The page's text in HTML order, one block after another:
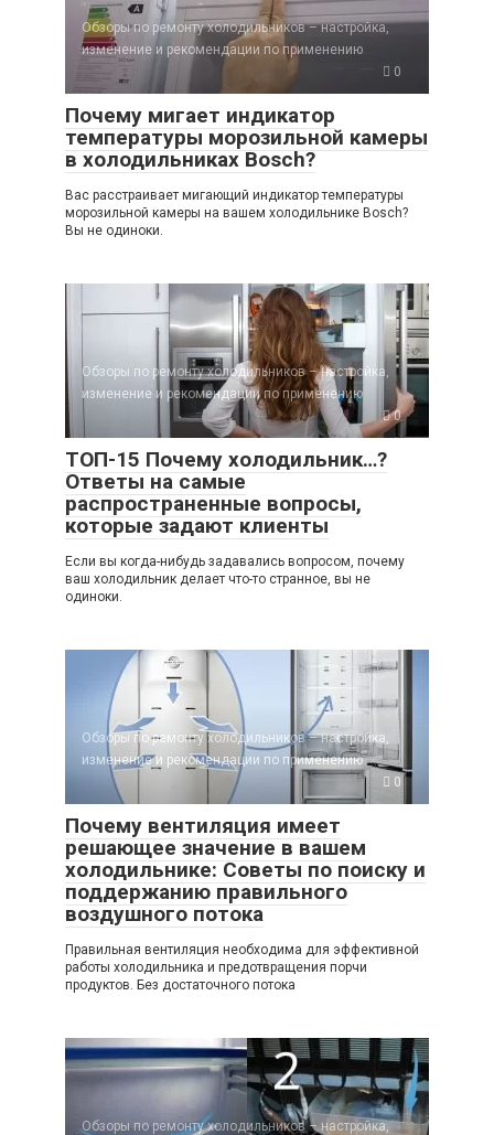
Обзоры по ремонту холодильников – настройка,
изменение и рекомендации по применению
0
Почему мигает индикатор
температуры морозильной камеры
в холодильниках Bosch?
Вас расстраивает мигающий индикатор температуры
морозильной камеры на вашем холодильнике Bosch?
Вы не одиноки.
Обзоры по ремонту холодильников – настройка,
изменение и рекомендации по применению
0
ТОП-15 Почему холодильник…?
Ответы на самые
распространенные вопросы,
которые задают клиенты
Если вы когда-нибудь задавались вопросом, почему
ваш холодильник делает что-то странное, вы не
одиноки.
Обзоры по ремонту холодильников – настройка,
изменение и рекомендации по применению
0
Почему вентиляция имеет
решающее значение в вашем
холодильнике: Советы по поиску и
поддержанию правильного
воздушного потока
Правильная вентиляция необходима для эффективной
работы холодильника и предотвращения порчи
продуктов. Без достаточного потока
Обзоры по ремонту холодильников – настройка,